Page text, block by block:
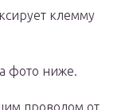
клемму
фото ниже.
проводом от